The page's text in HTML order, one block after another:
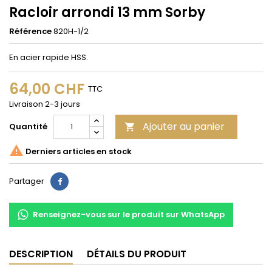
Racloir arrondi 13 mm Sorby
Référence820H-1/2
En acier rapide HSS.
64,00 CHF TTC
Livraison 2-3 jours
Quantité
 Ajouter au panier
 Derniers articles en stock
Partager Partager
Renseignez-vous sur le produit sur WhatsApp
DESCRIPTION DÉTAILS DU PRODUIT